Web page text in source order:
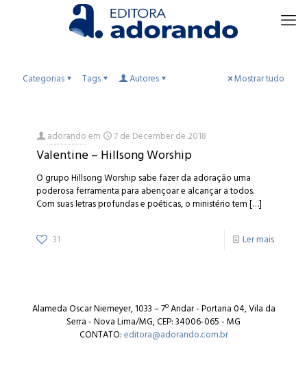
Categorias Tags Autores Mostrar tudo
adorandoem 7 de December de 2018
Valentine – Hillsong Worship
O grupo Hillsong Worship sabe fazer da adoração uma
poderosa ferramenta para abençoar e alcançar a todos.
Com suas letras profundas e poéticas, o ministério tem[…]
31 Ler mais
Alameda Oscar Niemeyer, 1033 – 7º Andar - Portaria 04, Vila da
Serra - Nova Lima/MG, CEP: 34006-065 - MG
CONTATO:editora@adorando.com.br